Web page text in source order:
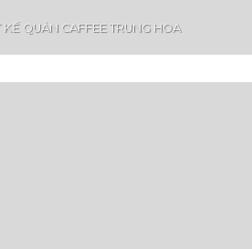
KẾ QUÁN CAFFEE TRUNG HOA